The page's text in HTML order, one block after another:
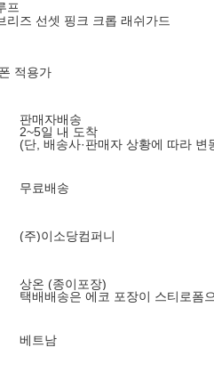
프
리즈 선셋 핑크 크롭 래쉬가드
적용가
판매자배송
2~5일 내 도착
(단, 배송사·판매자 상황에 따라 변
무료배송
(주)이소당컴퍼니
상온 (종이포장)
택배배송은 에코 포장이 스티로폼
베트남